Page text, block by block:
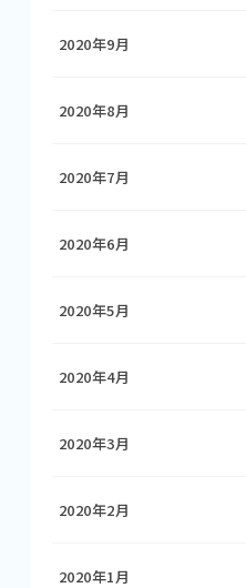
2020年9月
2020年8月
2020年7月
2020年6月
2020年5月
2020年4月
2020年3月
2020年2月
2020年1月